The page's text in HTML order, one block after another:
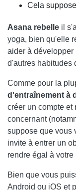
Cela
Asana rebelle il
yoga, bien qu'elle
aider à
d'autres habitudes
Comme pour la
d'entraînement à
créer un compte
concernant
suppose que vous
invite à entrer un
rendre égal à votre
Bien que vous
Android ou iOS et